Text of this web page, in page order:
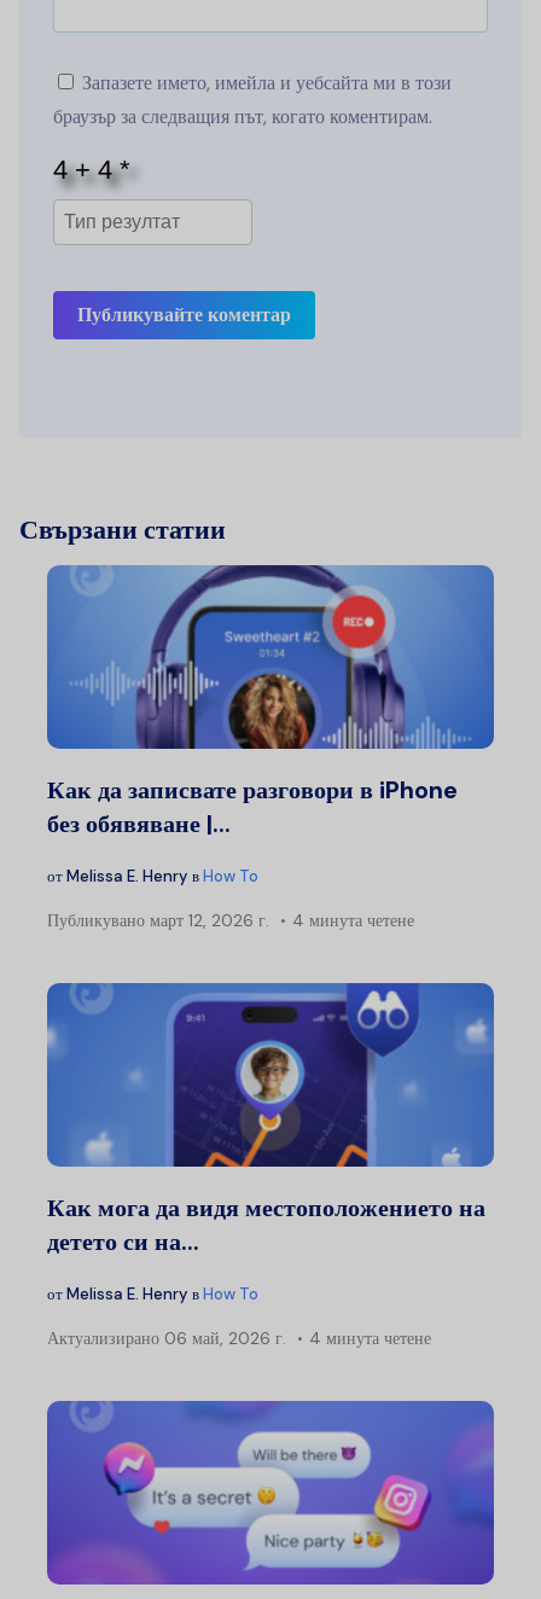
Запазете името, имейла и уебсайта ми в този
браузър за следващия път, когато коментирам.
Публикувайте коментар
Свързани статии
Как да записвате разговори в iPhone
без обявяване |...
отMelissa E. Henry вHow To
Публикувано март 12, 2026 г. 4 минута четене
Как мога да видя местоположението на
детето си на...
отMelissa E. Henry вHow To
Актуализирано 06 май, 2026 г. 4 минута четене